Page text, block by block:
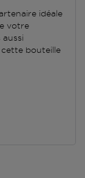
idéale
votre
aussi
cette bouteille